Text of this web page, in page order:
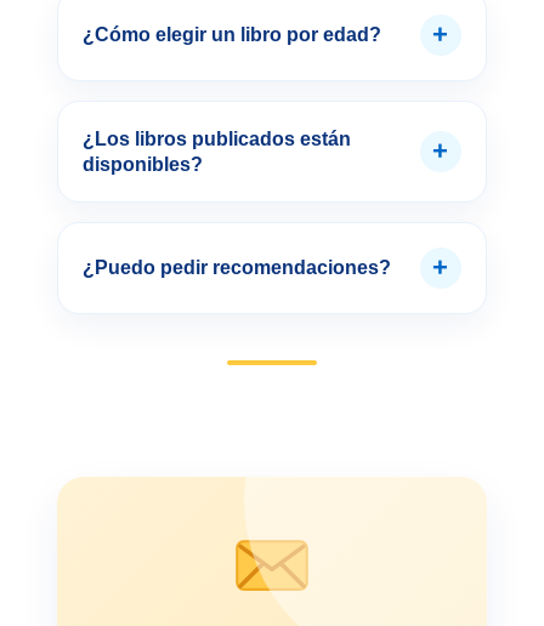
¿Cómo elegir un libro por edad? +
¿Los libros publicados están
disponibles?
+
¿Puedo pedir recomendaciones? +